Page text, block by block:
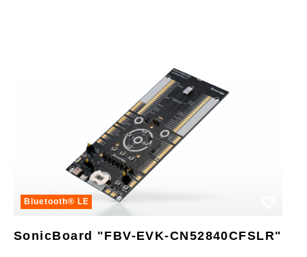
Bluetooth®︎ LE
SonicBoard "FBV-EVK-CN52840CFSLR"